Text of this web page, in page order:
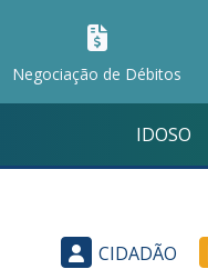
Negociação de Débitos
IDOSO
CIDADÃO